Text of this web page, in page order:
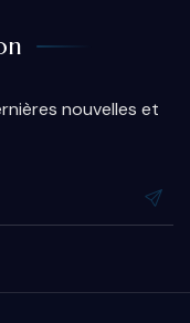
nouvelles et